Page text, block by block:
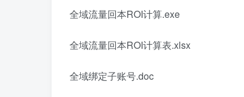
全域流量回本ROI计算.exe
全域流量回本ROI计算表.xlsx
全域绑定子账号.doc